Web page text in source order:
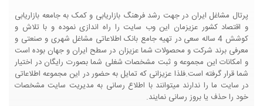
پرتال مشاغل ایران در جهت رشد فرهنگ بازاریابی و کمک به جامعه بازاریابی
و اقتصاد کشور عزیزمان این وب سایت را راه اندازی نموده و با تلاش و
کوشش 4 ساله سعی در تهیه جامع بانک اطلاعاتی مشاغل شهری و صنعتی و
معرفی برند شرکت و محصولات شما عزیزان در سطح ایران و جهان بوده است
و امکانات این مجموعه و ثبت مشخصات شغلی شما بصورت رایگان در اختیار
شما قرار گرفته است.فلذا عزیزانی که تمایل به حضور در این مجموعه اطلاعاتی
در سایت ما را ندارند میتوانند با اطلاع رسانی به مدیریت سایت مشخصات
خود را حذف یا بروز رسانی نمایند.